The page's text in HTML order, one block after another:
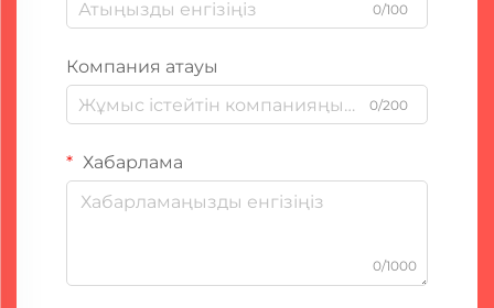
0/100
Компания атауы
0/200
Хабарлама
0/1000